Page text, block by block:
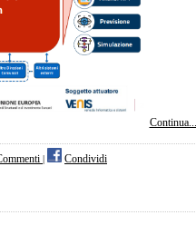
Continua...
Condividi